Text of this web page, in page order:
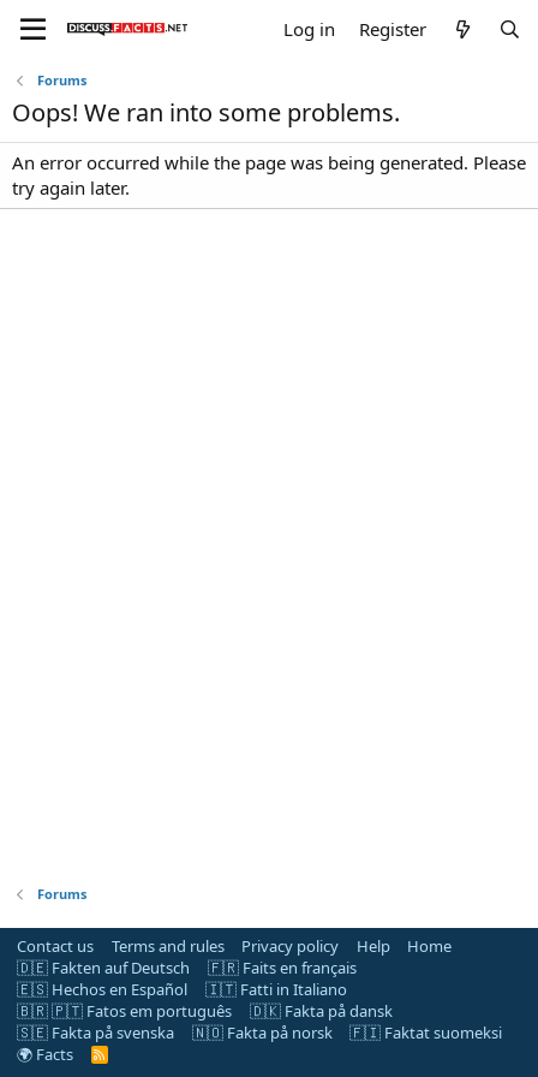
Log in Register
Forums
Oops! We ran into some problems.
An error occurred while the page was being generated. Please
try again later.
Forums
Contact us Terms and rules Privacy policy Help
Home
🇩🇪 Fakten auf Deutsch
🇫🇷 Faits en français
🇪🇸 Hechos en Español
🇮🇹 Fatti in Italiano
🇧🇷 🇵🇹 Fatos em português
🇩🇰 Fakta på dansk
🇸🇪 Fakta på svenska
🇳🇴 Fakta på norsk
🇫🇮 Faktat suomeksi
🌍 Facts
R